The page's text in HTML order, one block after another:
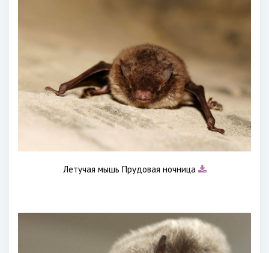
Летучая мышь Прудовая ночница